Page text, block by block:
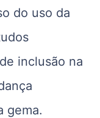
do uso da
inclusão na
gema.